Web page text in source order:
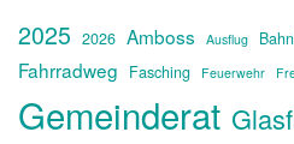
2025 2026 Amboss Ausflug
Fahrradweg Fasching Feuerwehr
Gemeinderat